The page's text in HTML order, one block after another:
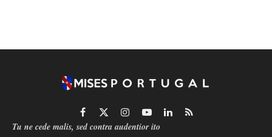
Facebook
X
(Twitter)
Instagram
YouTubeLinkedIn
RSS
Tu ne cede malis, sed contra audentior ito